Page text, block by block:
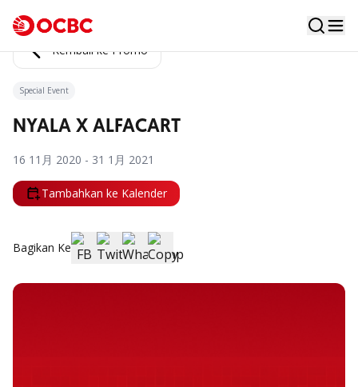
Kembali ke Promo
Special Event
NYALA X ALFACART
16 11月 2020 - 31 1月 2021
Tambahkan ke Kalender
Bagikan Ke